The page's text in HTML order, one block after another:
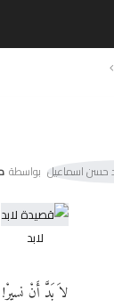
بواسطة
لابد
لاَ بَدَّ أَنْ نسيرْ!